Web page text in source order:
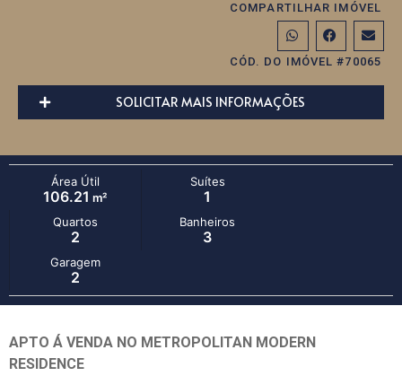
COMPARTILHAR IMÓVEL
CÓD. DO IMÓVEL #70065
SOLICITAR MAIS INFORMAÇÕES
Área Útil
106.21 m²
Suítes
1
Quartos
2
Banheiros
3
Garagem
2
APTO Á VENDA NO METROPOLITAN MODERN
RESIDENCE